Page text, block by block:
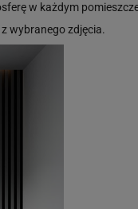
w każdym
wybranego zdjęcia.